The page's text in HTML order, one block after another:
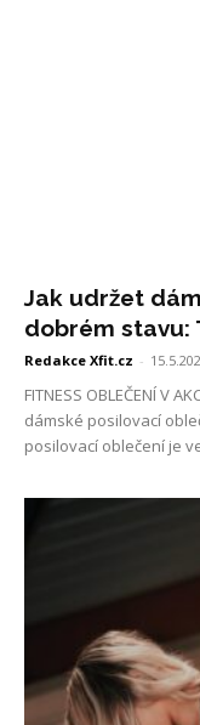
Jak udržet
dobrém stavu:
Redakce Xfit.cz -
FITNESS OBLEČENÍ V
dámské posilovací
posilovací oblečení je